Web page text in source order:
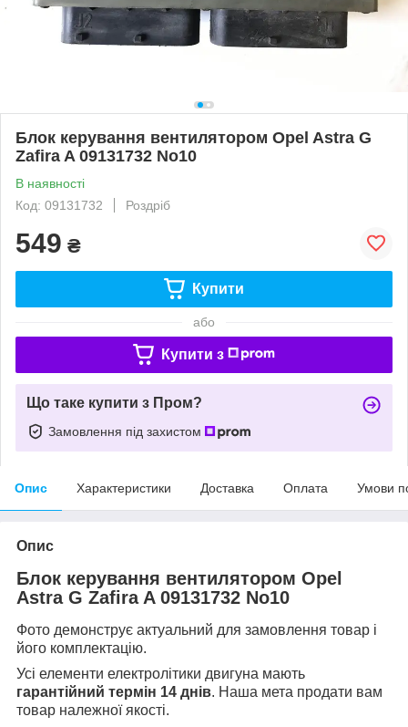
Блок керування вентилятором Opel Astra G
Zafira A 09131732 No10
В наявності
Код: 09131732
Роздріб
549 ₴
Купити
або
Купити з
Що таке купити з Пром?
Замовлення під захистом
Опис Характеристики Доставка Оплата Умови
Опис
Блок керування вентилятором Opel
Astra G Zafira A 09131732 No10
Фото демонструє актуальний для замовлення товар і
його комплектацію.
Усі елементи електролітики двигуна мають
гарантійний термін 14 днів. Наша мета продати вам
товар належної якості.